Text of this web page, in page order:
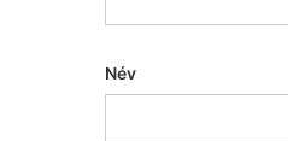
Név